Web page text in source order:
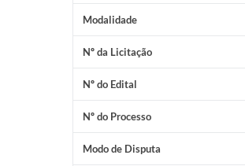
Modalidade
Nº da Licitação
Nº do Edital
Nº do Processo
Modo de Disputa